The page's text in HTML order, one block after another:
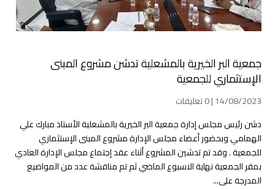
جمعية البر الخيرية بالمشعلية تدشن مشروع المبنى
الإستثماري للجمعية
14/08/2023 | 0 تعليقات
دشن رئيس مجلس إدارة جمعية البر الخيرية بالمشعلية الأستاذ مبارك علي
الهمامي وبحضور أعضاء مجلس الإدارة مشروع المبنى الإستثماري
للجمعية . وقد تم تدشين المشروع أثناء عقد إجتماع مجلس الإدارة العادي
بمقر الجمعية نهاية الاسبوع الماضي ثم تم مناقشة عدد من المواضيع
المدرجة على...